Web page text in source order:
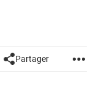
Partager